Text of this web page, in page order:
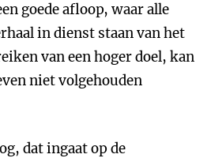
goede afloop, waar alle
in dienst staan van het
van een hoger doel, kan
niet volgehouden
dat ingaat op de